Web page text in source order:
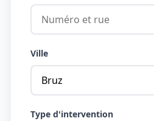
Ville
Type d'intervention